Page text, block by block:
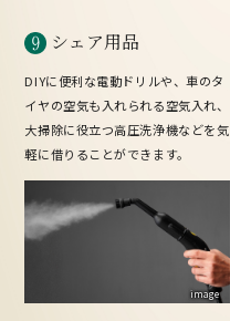
シェア用品
DIYに便利な電動ドリルや、車のタ
イヤの空気も入れられる空気入れ、
大掃除に役立つ高圧洗浄機などを気
軽に借りることができます。
image